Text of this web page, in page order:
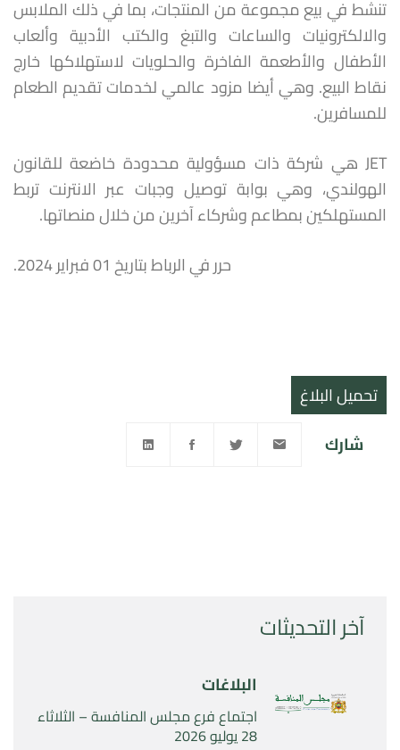
آخر التحديثات
البلاغات
اجتماع فرع مجلس المنافسة – الثلاثاء
28 يوليو 2026
تنشط في بيع مجموعة من المنتجات، بما في ذلك الملابس
والالكترونيات والساعات والتبغ والكتب الأدبية وألعاب
الأطفال والأطعمة الفاخرة والحلويات لاستهلاكها خارج
نقاط البيع. وهي أيضا مزود عالمي لخدمات تقديم الطعام
للمسافرين.
JET هي شركة ذات مسؤولية محدودة خاضعة للقانون
الهولندي، وهي بوابة توصيل وجبات عبر الانترنت تربط
المستهلكين بمطاعم وشركاء آخرين من خلال منصاتها.
حرر في الرباط بتاريخ 01 فبراير 2024.
تحميل البلاغ
شارك